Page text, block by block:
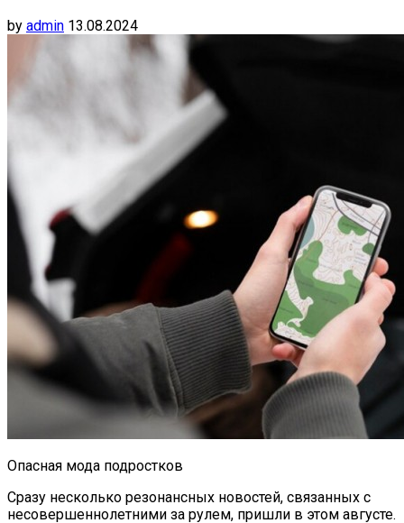
by admin 13.08.2024
Опасная мода подростков
Сразу несколько резонансных новостей, связанных с
несовершеннолетними за рулем, пришли в этом августе.